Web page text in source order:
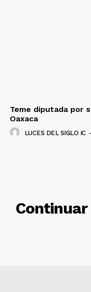
Teme diputada por
Oaxaca
LUCES DEL SIGLO IC -
Continuar